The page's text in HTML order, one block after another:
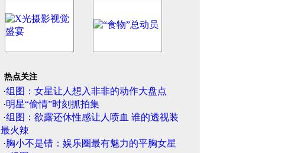
热点关注
·组图：女星让人想入非非的动作大盘点
·明星“偷情”时刻抓拍集
·组图：欲露还休性感让人喷血 谁的透视装
最火辣
·胸小不是错：娱乐圈最有魅力的平胸女星